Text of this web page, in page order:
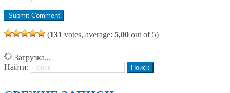
(131 votes, average: 5,00 out of 5)
Загрузка...
Найти: